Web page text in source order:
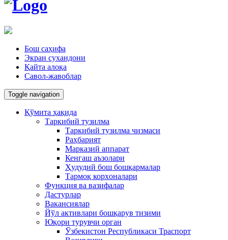
Бош саҳифа
Экран сухандони
Қайта алоқа
Савол-жавоблар
Toggle navigation
Қўмита ҳақида
Таркибий тузилма
Таркибий тузилма чизмаси
Раҳбарият
Марказий аппарат
Кенгаш аъзолари
Ҳудудий бош бошқармалар
Тармоқ корxоналари
Функция ва вазифалар
Дастурлар
Вакансиялар
Йўл активлари бошқарув тизими
Юқори турувчи орган
Ўзбекистон Республикаси Траспорт